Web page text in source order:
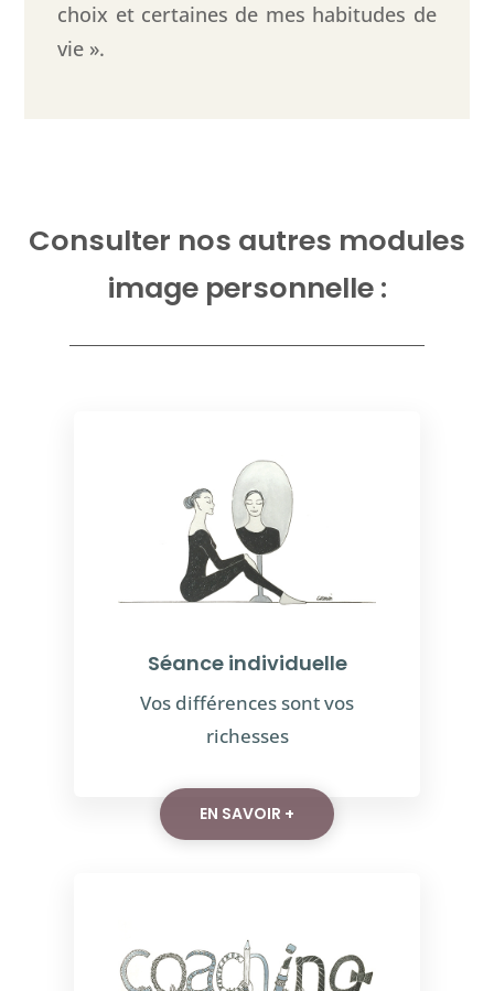
choix et certaines de mes habitudes de
vie ».
Consulter nos autres modules
image personnelle :
Séance individuelle
Vos différences sont vos
richesses
EN SAVOIR +